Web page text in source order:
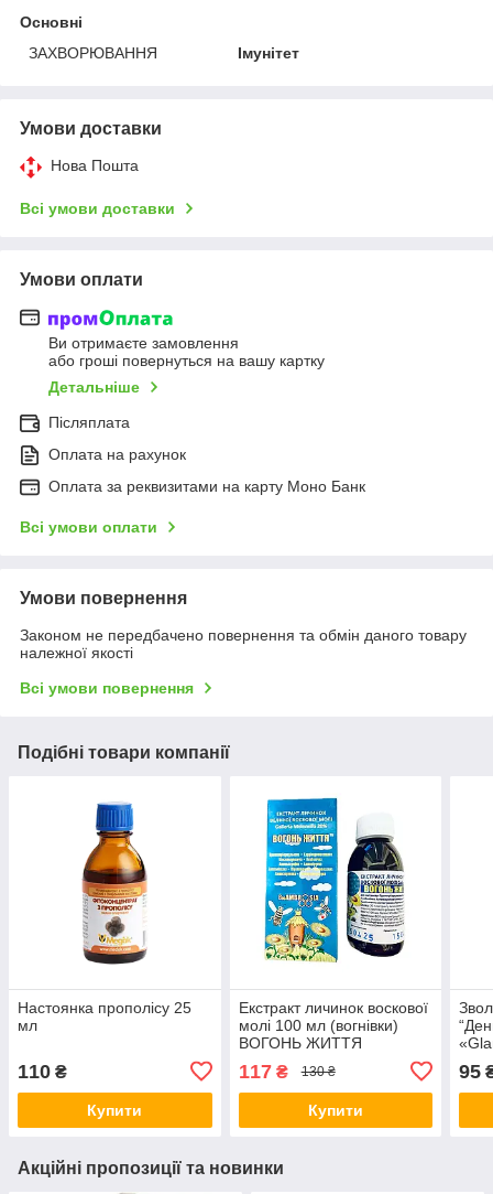
Основні
ЗАХВОРЮВАННЯ
Імунітет
Умови доставки
Нова Пошта
Всі умови доставки
Умови оплати
Ви отримаєте замовлення
або гроші повернуться на вашу картку
Детальніше
Післяплата
Оплата на рахунок
Оплата за реквизитами на карту Моно Банк
Всі умови оплати
Умови повернення
Законом не передбачено повернення та обмін даного товару
належної якості
Всі умови повернення
Подібні товари компанії
Настоянка прополісу 25
мл
110 ₴
Купити
Екстракт личинок воскової
молі 100 мл (вогнівки)
ВОГОНЬ ЖИТТЯ
воскової молі) термін до
04.27
117₴ 130 ₴
Купити
95
Акційні пропозиції та новинки